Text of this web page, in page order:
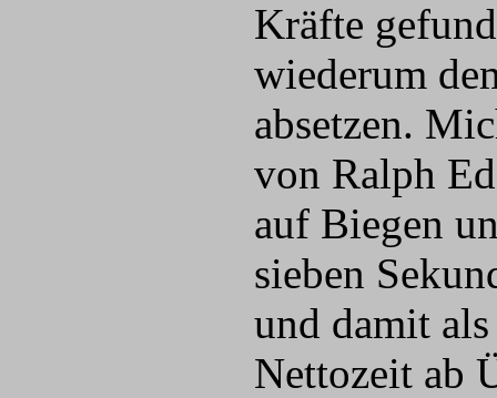
Kräfte
wiederum
absetzen.
von Ralph
auf Biegen
sieben
und damit
Nettozeit ab